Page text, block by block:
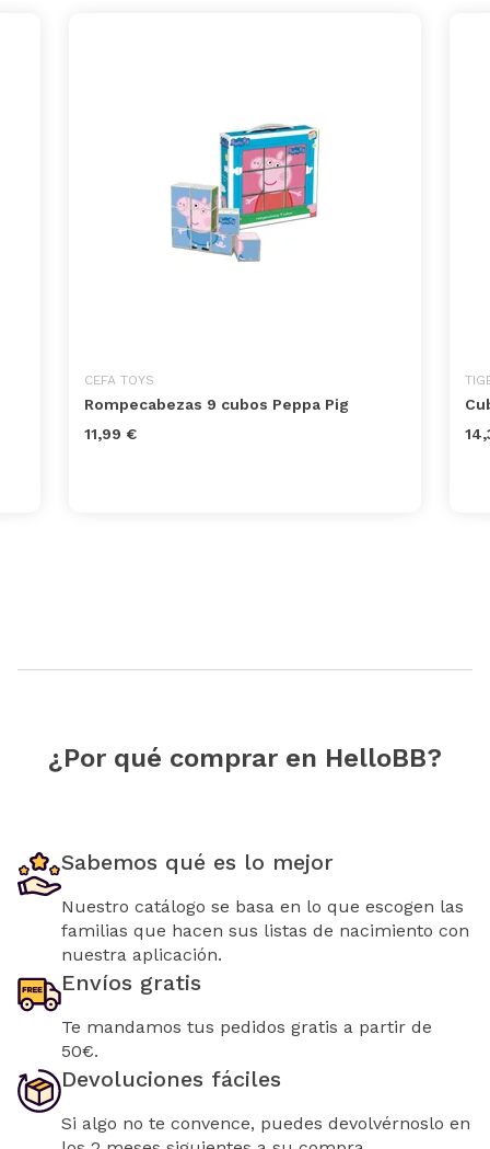
CEFA TOYS
Rompecabezas 9 cubos Peppa Pig
11,99 €
¿Por qué comprar en HelloBB?
Sabemos qué es lo mejor
Nuestro catálogo se basa en lo que escogen las
familias que hacen sus listas de nacimiento con
nuestra aplicación.
Envíos gratis
Te mandamos tus pedidos gratis a partir de
50€.
Devoluciones fáciles
Si algo no te convence, puedes devolvérnoslo en